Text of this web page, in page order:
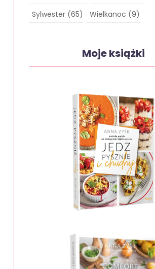
Sylwester(65) Wielkanoc (9)
Moje książki